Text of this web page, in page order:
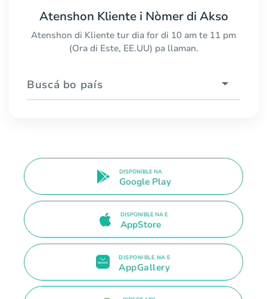
Atenshon Kliente i Nòmer di Akso
Atenshon di Kliente tur dia for di 10 am te 11 pm
(Ora di Este, EE.UU) pa llaman.
Buscá bo país
DISPONIBLE NA
Google Play
DISPONIBLE NA E
AppStore
DISPONIBLE NA E
AppGallery